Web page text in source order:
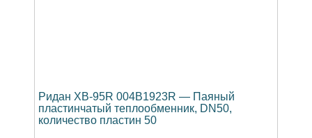
Ридан XB-95R 004B1923R — Паяный
пластинчатый теплообменник, DN50,
количество пластин 50